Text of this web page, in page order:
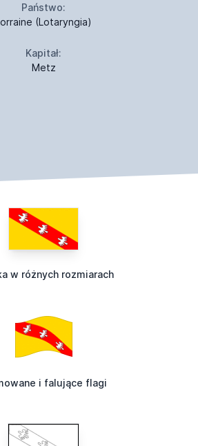
Państwo:
(Lotaryngia)
Kapitał:
Metz
w różnych rozmiarach
i falujące flagi